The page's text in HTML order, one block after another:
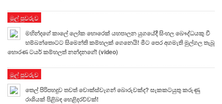
මුල් පුවරුව
මහින්දගේ කාලේ ලෝක හොරෙක් යහපාලන යුගයේදී සිංහල බෞද්ධයකු වී
හම්බන්තොටට සිමෙන්ති කම්හලක් ගෙනෙයි! මීට පෙර අගමැති මුල්ගල තැබූ
හොරණ ටයර් කම්හලත් නන්දනගේ! (video)
මුල් පුවරුව
තෙල් පිරිපහදුව තවත් වොක්ස්වැගන් බොරුවක්ද? සැකකටයුතු කරුණු
රාශියක් පිළිබඳ හෙළිදරව්වක්!